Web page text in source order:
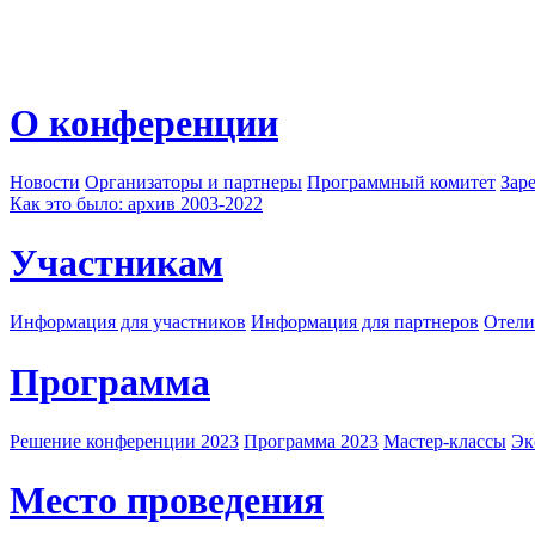
О конференции
Новости Организаторы и партнеры Программный комитет
Как это было: архив 2003-2022
Участникам
Информация для участников Информация для партнеров
Программа
Решение конференции 2023 Программа 2023 Мастер-классы
Место проведения